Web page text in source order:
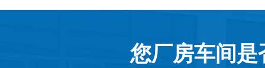
您厂房车间